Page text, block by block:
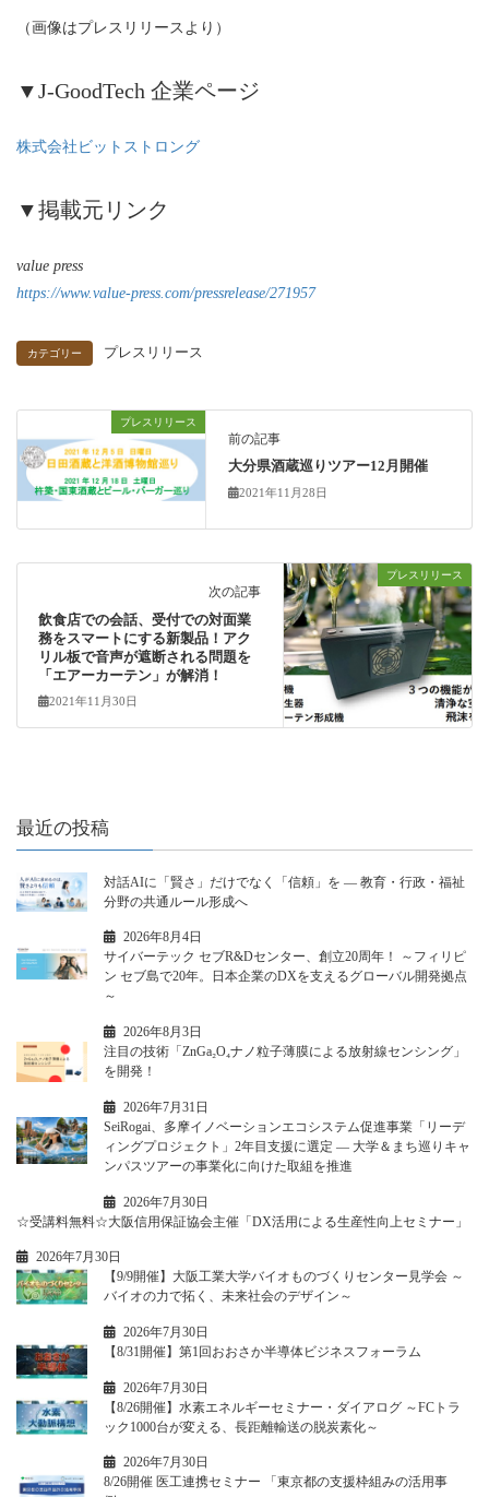
（画像はプレスリリースより）
▼J-GoodTech 企業ページ
株式会社ビットストロング
▼掲載元リンク
value press
https://www.value-press.com/pressrelease/271957
カテゴリー プレスリリース
プレスリリース
前の記事
大分県酒蔵巡りツアー12月開催
2021年11月28日
プレスリリース
次の記事
飲食店での会話、受付での対面業
務をスマートにする新製品！アク
リル板で音声が遮断される問題を
「エアーカーテン」が解消！
2021年11月30日
最近の投稿
対話AIに「賢さ」だけでなく「信頼」を ― 教育・行政・福祉
分野の共通ルール形成へ
2026年8月4日
サイバーテック セブR&Dセンター、創立20周年！ ～フィリピ
ン セブ島で20年。日本企業のDXを支えるグローバル開発拠点
～
2026年8月3日
注目の技術「ZnGa₂O₄ナノ粒子薄膜による放射線センシング」
を開発！
2026年7月31日
SeiRogai、多摩イノベーションエコシステム促進事業「リーデ
ィングプロジェクト」2年目支援に選定 ― 大学＆まち巡りキャ
ンパスツアーの事業化に向けた取組を推進
2026年7月30日
☆受講料無料☆大阪信用保証協会主催「DX活用による生産性向上セミナー」
2026年7月30日
【9/9開催】大阪工業大学バイオものづくりセンター見学会 ～
バイオの力で拓く、未来社会のデザイン～
2026年7月30日
【8/31開催】第1回おおさか半導体ビジネスフォーラム
2026年7月30日
【8/26開催】水素エネルギーセミナー・ダイアログ ～FCトラ
ック1000台が変える、長距離輸送の脱炭素化～
2026年7月30日
8/26開催 医工連携セミナー 「東京都の支援枠組みの活用事